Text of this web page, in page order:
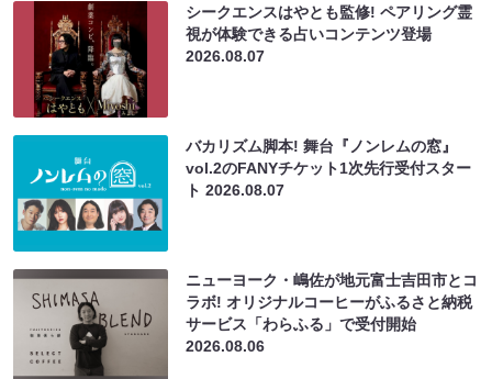
シークエンスはやとも監修! ペアリング霊
視が体験できる占いコンテンツ登場
2026.08.07
バカリズム脚本! 舞台『ノンレムの窓』
vol.2のFANYチケット1次先行受付スター
ト2026.08.07
ニューヨーク・嶋佐が地元富士吉田市とコ
ラボ! オリジナルコーヒーがふるさと納税
サービス「わらふる」で受付開始
2026.08.06